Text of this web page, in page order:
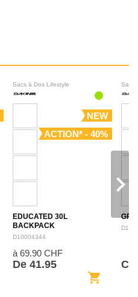
Sacs à Dos Lifestyle
NEW
ACTION* - 40%
EDUCATED 30L
BACKPACK
D10004344
à 69.90 CHF
De 41.95
shopping_cart
Sacs
navigate_next